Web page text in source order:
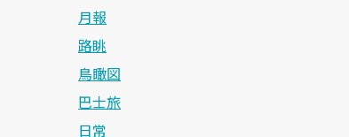
月報
路眺
鳥瞰図
巴士旅
日常